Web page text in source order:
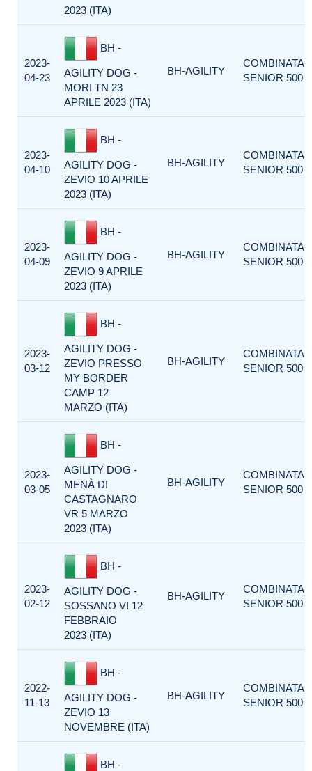
2023 (ITA)
2023-
04-23
BH -
AGILITY DOG -
MORI TN 23
APRILE 2023 (ITA)
BH-AGILITY
COMBINATA
SENIOR 500
2023-
04-10
BH -
AGILITY DOG -
ZEVIO 10 APRILE
2023 (ITA)
BH-AGILITY
COMBINATA
SENIOR 500
2023-
04-09
BH -
AGILITY DOG -
ZEVIO 9 APRILE
2023 (ITA)
BH-AGILITY
COMBINATA
SENIOR 500
2023-
03-12
BH -
AGILITY DOG -
ZEVIO PRESSO
MY BORDER
CAMP 12
MARZO (ITA)
BH-AGILITY
COMBINATA
SENIOR 500
2023-
03-05
BH -
AGILITY DOG -
MENÀ DI
CASTAGNARO
VR 5 MARZO
2023 (ITA)
BH-AGILITY
COMBINATA
SENIOR 500
2023-
02-12
BH -
AGILITY DOG -
SOSSANO VI 12
FEBBRAIO
2023 (ITA)
BH-AGILITY
COMBINATA
SENIOR 500
2022-
11-13
BH -
AGILITY DOG -
ZEVIO 13
NOVEMBRE (ITA)
BH-AGILITY
COMBINATA
SENIOR 500
BH -